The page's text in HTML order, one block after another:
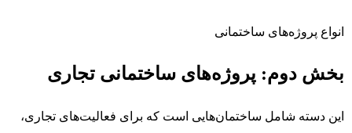
انواع پروژه‌های ساختمانی
بخش دوم: پروژه‌های ساختمانی تجاری
این دسته شامل ساختمان‌هایی است که برای فعالیت‌های تجاری،